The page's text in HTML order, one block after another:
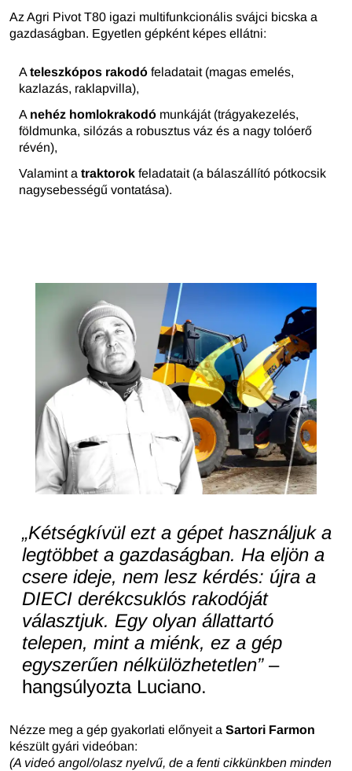
Az Agri Pivot T80 igazi multifunkcionális svájci bicska a
gazdaságban. Egyetlen gépként képes ellátni:
A teleszkópos rakodó feladatait (magas emelés,
kazlazás, raklapvilla),
A nehéz homlokrakodó munkáját (trágyakezelés,
földmunka, silózás a robusztus váz és a nagy tolóerő
révén),
Valamint a traktorok feladatait (a bálaszállító pótkocsik
nagysebességű vontatása).
„Kétségkívül ezt a gépet használjuk a
legtöbbet a gazdaságban. Ha eljön a
csere ideje, nem lesz kérdés: újra a
DIECI derékcsuklós rakodóját
választjuk. Egy olyan állattartó
telepen, mint a miénk, ez a gép
egyszerűen nélkülözhetetlen”–
hangsúlyozta Luciano.
Nézze meg a gép gyakorlati előnyeit a Sartori Farmon
készült gyári videóban:
(A videó angol/olasz nyelvű, de a fenti cikkünkben minden